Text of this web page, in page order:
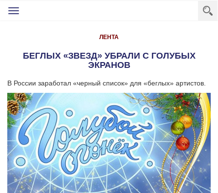
Toggle
ЛЕНТА
БЕГЛЫХ «ЗВЕЗД» УБРАЛИ С ГОЛУБЫХ
ЭКРАНОВ
В России заработал «черный список» для «беглых» артистов.